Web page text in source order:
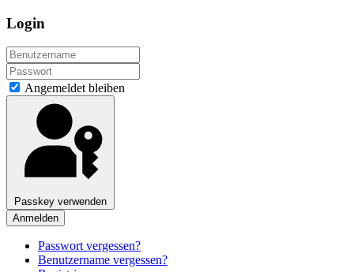
Login
Angemeldet bleiben
Passkey verwenden
Anmelden
Passwort vergessen?
Benutzername vergessen?